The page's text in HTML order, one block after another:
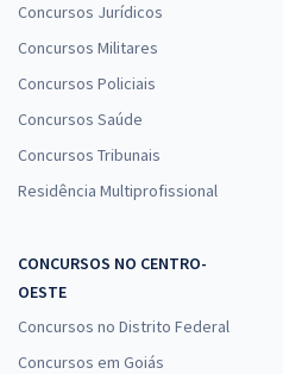
Concursos Jurídicos
Concursos Militares
Concursos Policiais
Concursos Saúde
Concursos Tribunais
Residência Multiprofissional
CONCURSOS NO CENTRO-
OESTE
Concursos no Distrito Federal
Concursos em Goiás